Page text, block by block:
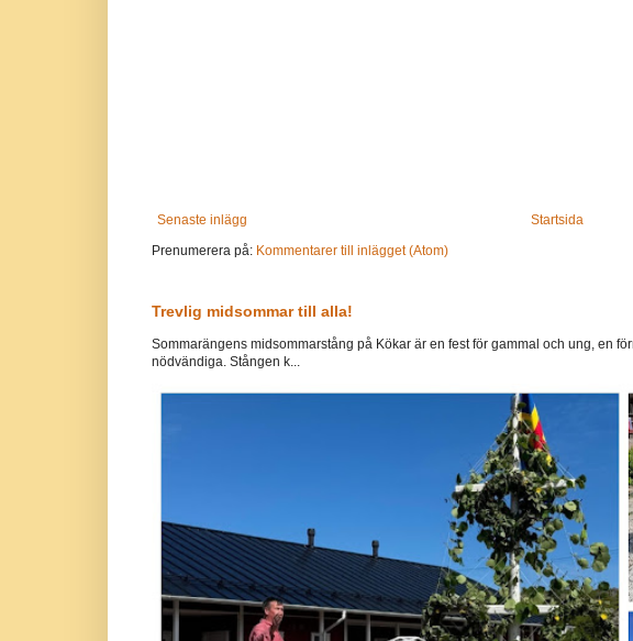
Senaste inlägg
Startsida
Prenumerera på: Kommentarer till inlägget (Atom)
Trevlig midsommar till alla!
Sommarängens midsommarstång på Kökar är en fest för gammal och ung, en
nödvändiga. Stången k...